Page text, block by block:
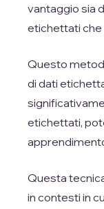
vantaggio sia
etichettati che
Questo
di dati
etichettati,
Questa
in contesti in